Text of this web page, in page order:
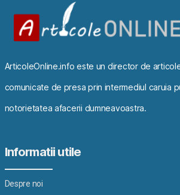
ArticoleOnline.info este un director de
comunicate de presa prin intermediul caruia
notorietatea afacerii dumneavoastra.
Informatii utile
Despre noi